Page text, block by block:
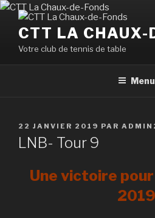
Aller
contenu
principal
CTT LA CHAUX-
Votre club de tennis de table
Menu
PUBLIÉ
LE
22 JANVIER 2019 PAR
LNB- Tour 9
Une victoire
2019